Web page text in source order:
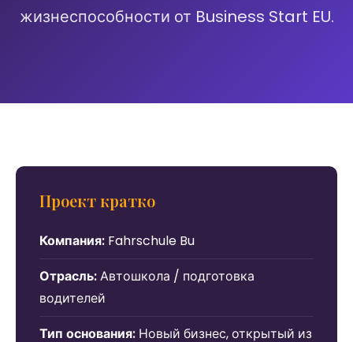
жизнеспособности от Business Start EU.
Проект кратко
Компания: Fahrschule Bu
Отрасль:Автошкола / подготовка
водителей
Тип основания: Новый бизнес, открытый из